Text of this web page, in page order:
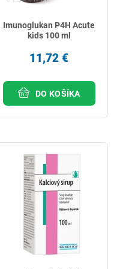
Imunoglukan P4H Acute
kids 100 ml
11,72 €
DO KOŠÍKA